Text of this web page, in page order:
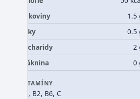
Bílkoviny
1.5
Tuky
0.5
Sacharidy
2
Vláknina
0
VITAMÍNY
B1, B2, B6, C